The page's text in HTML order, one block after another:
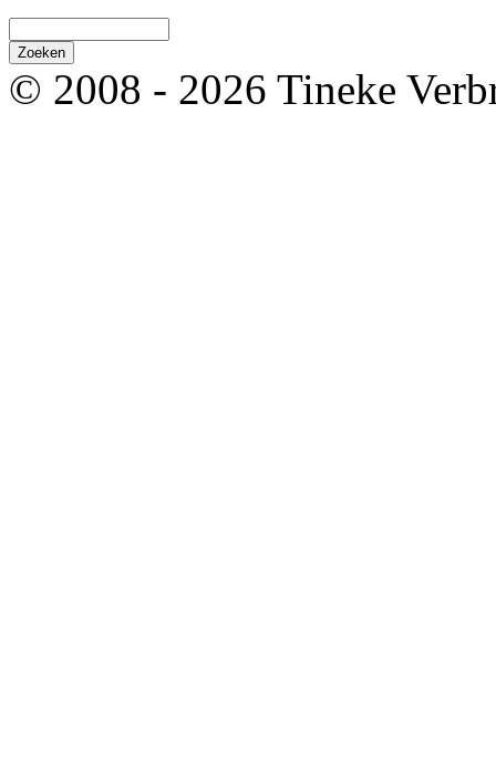
© 2008 - 2026 Tineke